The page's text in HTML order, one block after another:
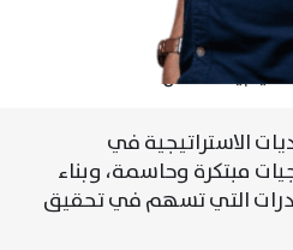
الاستراتيجية، حيث ركزت
وتنفيذ استراتيجيات عملية
في بيئات عمل معقدة
الاستراتيجية في
مبتكرة وحاسمة، وبناء
التي تسهم في تحقيق